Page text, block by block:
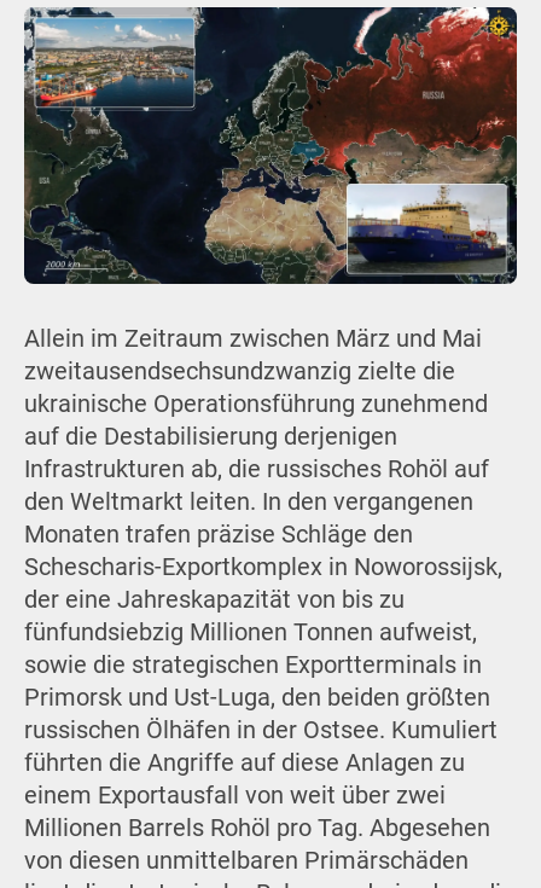
Allein im Zeitraum zwischen März und Mai
zweitausendsechsundzwanzig zielte die
ukrainische Operationsführung zunehmend
auf die Destabilisierung derjenigen
Infrastrukturen ab, die russisches Rohöl auf
den Weltmarkt leiten. In den vergangenen
Monaten trafen präzise Schläge den
Schescharis-Exportkomplex in Noworossijsk,
der eine Jahreskapazität von bis zu
fünfundsiebzig Millionen Tonnen aufweist,
sowie die strategischen Exportterminals in
Primorsk und Ust-Luga, den beiden größten
russischen Ölhäfen in der Ostsee. Kumuliert
führten die Angriffe auf diese Anlagen zu
einem Exportausfall von weit über zwei
Millionen Barrels Rohöl pro Tag. Abgesehen
von diesen unmittelbaren Primärschäden